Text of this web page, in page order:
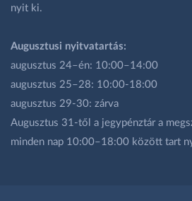
nyit ki.
Augusztusi nyitvatartás:
augusztus 24–én: 10:00–14:00
augusztus 25–28: 10:00-18:00
augusztus 29-30: zárva
Augusztus 31-től a jegypénztár a
minden nap 10:00–18:00 között tart